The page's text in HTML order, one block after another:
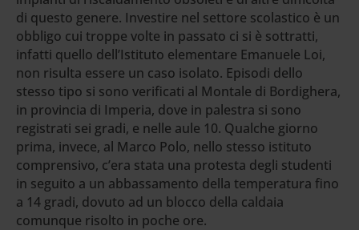
di questo genere. Investire nel settore scolastico è un
obbligo cui troppe volte in passato ci si è sottratti,
infatti quello dell’Istituto elementare Emanuele Loi,
non risulta essere un caso isolato. Episodi dello
stesso tipo si sono verificati al Montale di Bordighera,
in provincia di Imperia, dove in palestra si sono
registrati sei gradi, e nelle aule 10. Qualche giorno
prima, invece, al Marco Polo, nello stesso istituto
comprensivo, c’era stata una protesta degli studenti
in seguito a un abbassamento della temperatura fino
a 14 gradi, dovuto ad un blocco della caldaia
comunque risolto in poche ore.